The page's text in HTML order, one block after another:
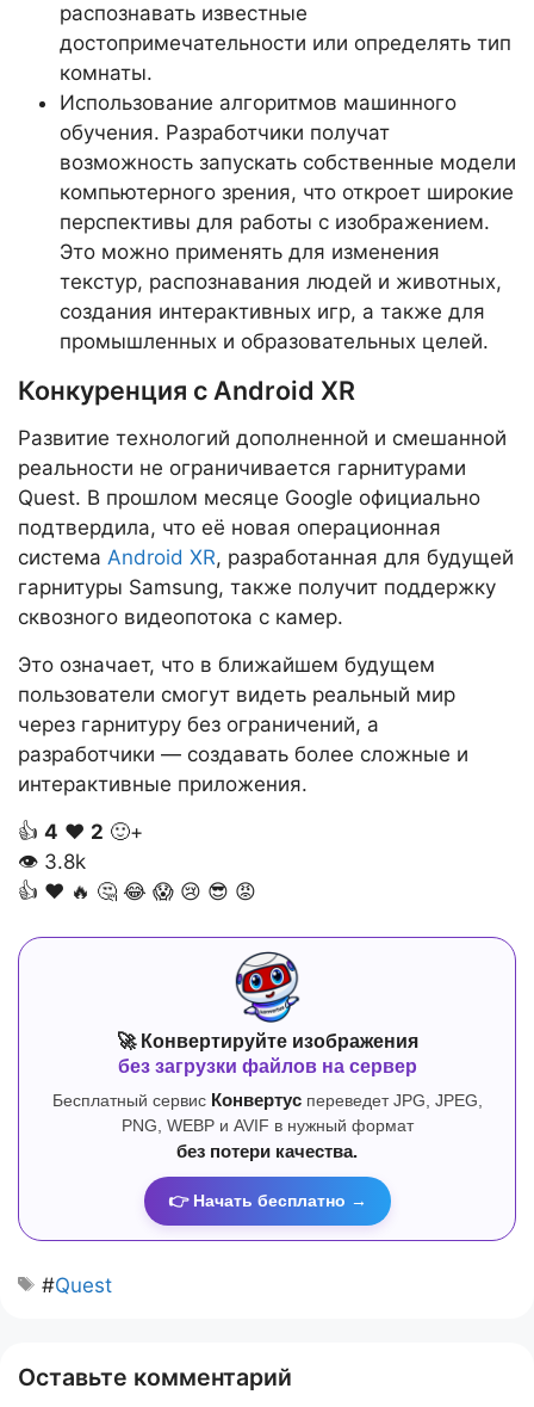
распознавать известные
достопримечательности или определять тип
комнаты.
Использование алгоритмов машинного
обучения. Разработчики получат
возможность запускать собственные модели
компьютерного зрения, что откроет широкие
перспективы для работы с изображением.
Это можно применять для изменения
текстур, распознавания людей и животных,
создания интерактивных игр, а также для
промышленных и образовательных целей.
Конкуренция с Android XR
Развитие технологий дополненной и смешанной
реальности не ограничивается гарнитурами
Quest. В прошлом месяце Google официально
подтвердила, что её новая операционная
система Android XR, разработанная для будущей
гарнитуры Samsung, также получит поддержку
сквозного видеопотока с камер.
Это означает, что в ближайшем будущем
пользователи смогут видеть реальный мир
через гарнитуру без ограничений, а
разработчики — создавать более сложные и
интерактивные приложения.
👍 4 ❤️ 2 🙂+
👁 3.8k
👍 ❤️ 🔥 🤔 😂 😱 😢 😎 😡
🚀 Конвертируйте изображения
без загрузки файлов на сервер
Бесплатный сервис Конвертуспереведет JPG, JPEG,
PNG, WEBP и AVIF в нужный формат
без потери качества.
👉 Начать бесплатно →
#Quest
Оставьте комментарий